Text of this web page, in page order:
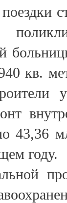
кв.
43,36
году.